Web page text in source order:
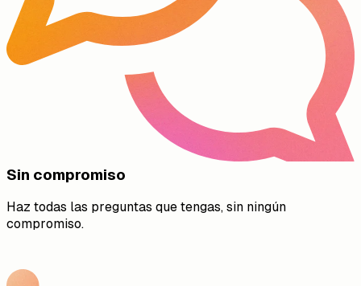
Sin compromiso
Haz todas las preguntas que tengas, sin ningún
compromiso.